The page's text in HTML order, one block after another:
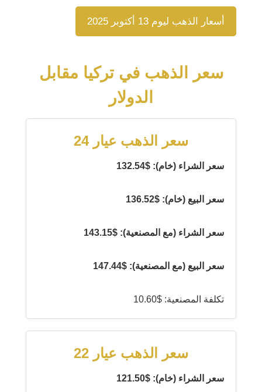
أسعار الذهب ليوم 13 أكتوبر 2025
سعر الذهب في تركيا مقابل
الدولار
سعر الذهب عيار 24
سعر الشراء (خام): $132.54
سعر البيع (خام): $136.52
سعر الشراء (مع المصنعية): $143.15
سعر البيع (مع المصنعية): $147.44
تكلفة المصنعية: $10.60
سعر الذهب عيار 22
سعر الشراء (خام): $121.50